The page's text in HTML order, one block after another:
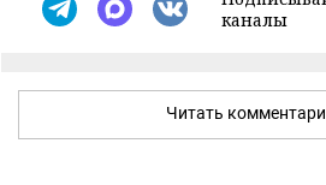
каналы
Читать